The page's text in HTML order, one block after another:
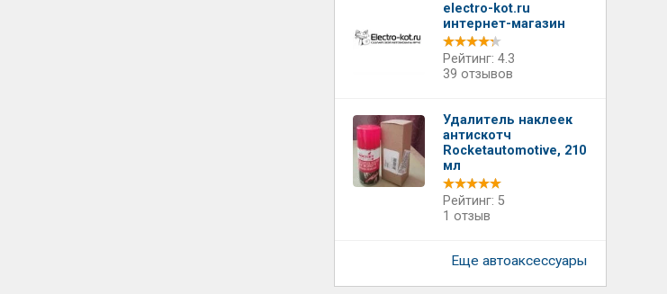
electro-kot.ru
интернет-магазин
Рейтинг: 4.3
39 отзывов
Удалитель наклеек
антискотч
Rocketautomotive, 210
мл
Рейтинг: 5
1 отзыв
Еще автоаксессуары